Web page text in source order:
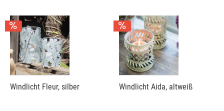
Windlicht Fleur, silber Windlicht Aida, altweiß